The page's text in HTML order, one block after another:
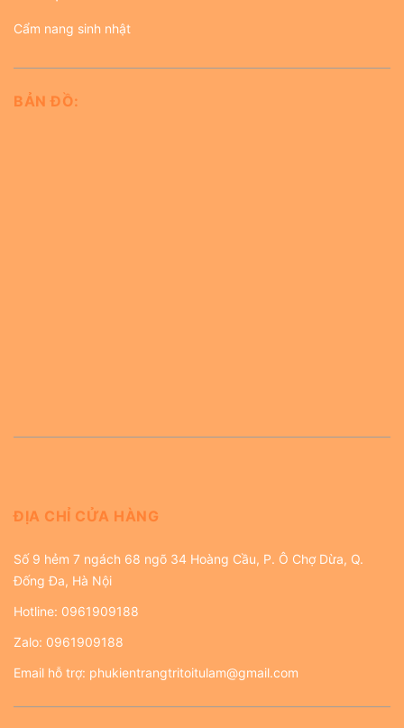
Cẩm nang sinh nhật
BẢN ĐỒ:
ĐỊA CHỈ CỬA HÀNG
Số 9 hẻm 7 ngách 68 ngõ 34 Hoàng Cầu, P. Ô Chợ Dừa, Q.
Đống Đa, Hà Nội
Hotline: 0961909188
Zalo: 0961909188
Email hỗ trợ: phukientrangtritoitulam@gmail.com